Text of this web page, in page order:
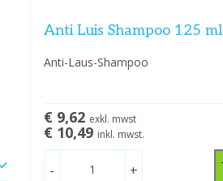
Anti Luis Shampoo 125 ml
Anti-Laus-Shampoo
€ 9,62 exkl. mwst
€ 10,49 inkl. mwst.
- +